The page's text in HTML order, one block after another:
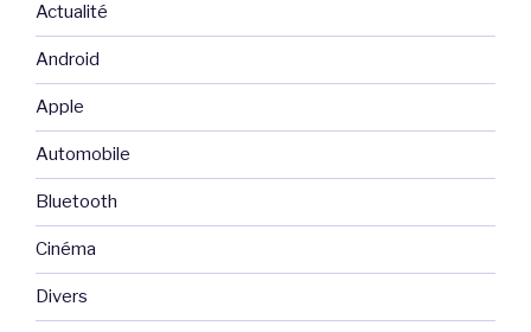
Actualité
Android
Apple
Automobile
Bluetooth
Cinéma
Divers